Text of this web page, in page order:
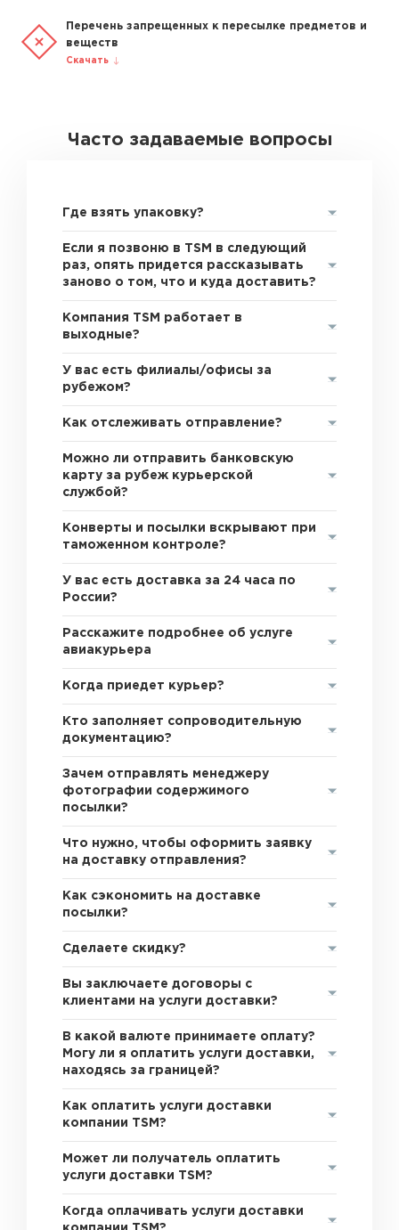
Перечень запрещенных к пересылке предметов и
веществ
Скачать
Часто задаваемые вопросы
Где взять упаковку?
Если я позвоню в TSM в следующий
раз, опять придется рассказывать
заново о том, что и куда доставить?
Компания TSM работает в
выходные?
У вас есть филиалы/офисы за
рубежом?
Как отслеживать отправление?
Можно ли отправить банковскую
карту за рубеж курьерской
службой?
Конверты и посылки вскрывают при
таможенном контроле?
У вас есть доставка за 24 часа по
России?
Расскажите подробнее об услуге
авиакурьера
Когда приедет курьер?
Кто заполняет сопроводительную
документацию?
Зачем отправлять менеджеру
фотографии содержимого
посылки?
Что нужно, чтобы оформить заявку
на доставку отправления?
Как сэкономить на доставке
посылки?
Сделаете скидку?
Вы заключаете договоры с
клиентами на услуги доставки?
В какой валюте принимаете оплату?
Могу ли я оплатить услуги доставки,
находясь за границей?
Как оплатить услуги доставки
компании TSM?
Может ли получатель оплатить
услуги доставки TSM?
Когда оплачивать услуги доставки